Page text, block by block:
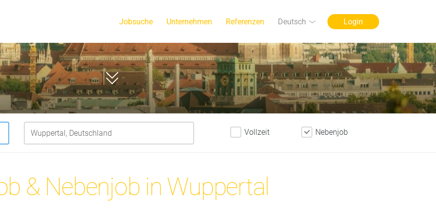
Jobsuche Unternehmen Referenzen Sprache
Deutsch Login
Scrollen
Vollzeit Nebenjob
& Nebenjob in Wuppertal